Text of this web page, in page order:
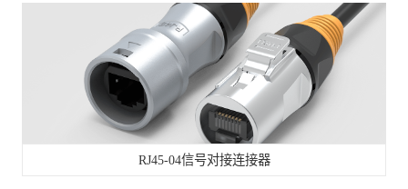
RJ45-04信号对接连接器